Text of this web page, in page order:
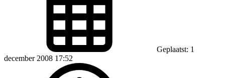
Geplaatst: 1
december 2008 17:52